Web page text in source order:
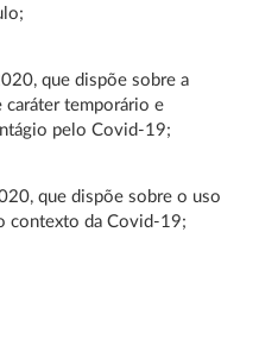
que dispõe sobre a
caráter temporário e
pelo Covid-19;
que dispõe sobre o uso
contexto da Covid-19;